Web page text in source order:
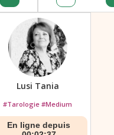
Lusi Tania
#Tarologie #Medium